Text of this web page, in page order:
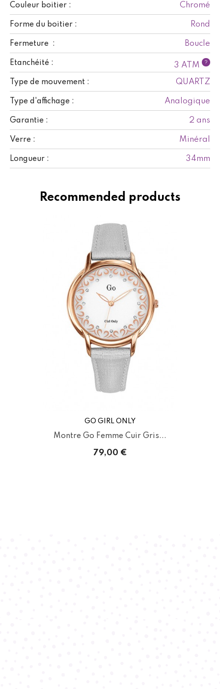
Couleur boitier : Chromé
Forme du boitier : Rond
Fermeture : Boucle
Etanchéité : 3 ATM ?
Type de mouvement : QUARTZ
Type d'affichage : Analogique
Garantie : 2 ans
Verre : Minéral
Longueur : 34mm
Recommended products
GO GIRL ONLY
Montre Go Femme Cuir Gris...
79,00 €